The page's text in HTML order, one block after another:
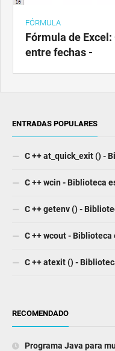
FÓRMULA
Fórmula de
entre fechas -
ENTRADAS POPULARES
C ++ at_quick_exit () -
C ++ wcin - Biblioteca
C ++ getenv () -
C ++ wcout - Biblioteca
C ++ atexit () -
RECOMENDADO
Programa Java para